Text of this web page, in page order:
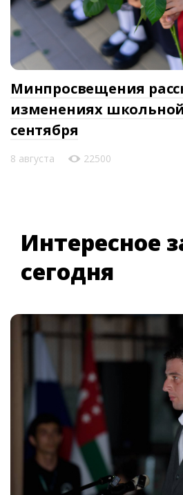
Минпросвещения
изменениях
сентября
8 августа 22500
Интересное
сегодня